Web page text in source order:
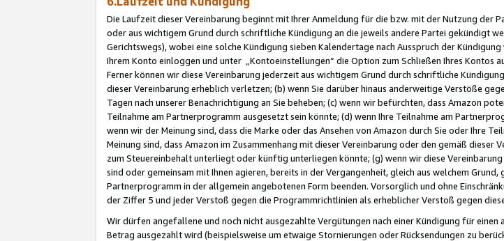
Die Laufzeit dieser Vereinbarung beginnt mit Ihrer Anmeldung für die bzw. mit der Nutzung der
oder aus wichtigem Grund durch schriftliche Kündigung an die jeweils andere Partei gekündigt
Gerichtswegs), wobei eine solche Kündigung sieben Kalendertage nach Ausspruch der
Ihrem Konto einloggen und unter „Kontoeinstellungen“ die Option zum Schließen Ihres Kontos
Ferner können wir diese Vereinbarung jederzeit aus wichtigem Grund durch schriftliche
dieser Vereinbarung erheblich verletzen; (b) wenn Sie darüber hinaus anderweitige Verstöße
Tagen nach unserer Benachrichtigung an Sie beheben; (c) wenn wir befürchten, dass Amazon
Teilnahme am Partnerprogramm ausgesetzt sein könnte; (d) wenn Ihre Teilnahme am
wenn wir der Meinung sind, dass die Marke oder das Ansehen von Amazon durch Sie oder Ihre
Meinung sind, dass Amazon im Zusammenhang mit dieser Vereinbarung oder den gemäß
zum Steuereinbehalt unterliegt oder künftig unterliegen könnte; (g) wenn wir diese
sind oder gemeinsam mit Ihnen agieren, bereits in der Vergangenheit, gleich aus welchem
Partnerprogramm in der allgemein angebotenen Form beenden. Vorsorglich und ohne
der Ziffer 5 und jeder Verstoß gegen die Programmrichtlinien als erheblicher Verstoß gegen
Wir dürfen angefallene und noch nicht ausgezahlte Vergütungen nach einer Kündigung für
Betrag ausgezahlt wird (beispielsweise um etwaige Stornierungen oder Rücksendungen zu